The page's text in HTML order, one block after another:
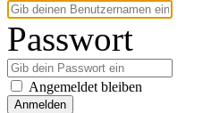
Passwort
Angemeldet bleiben
Anmelden